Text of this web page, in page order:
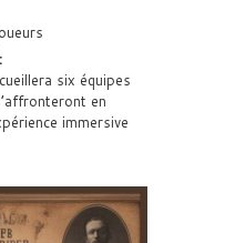
six équipes
en
immersive